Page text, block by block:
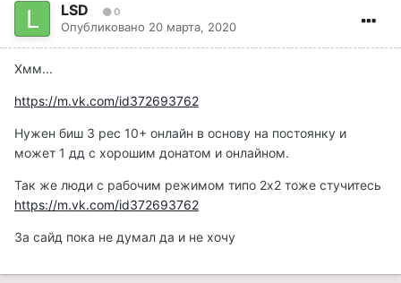
LSD 0
Опубликовано 20 марта, 2020
Хмм...
https://m.vk.com/id372693762
Нужен биш 3 рес 10+ онлайн в основу на постоянку и
может 1 дд с хорошим донатом и онлайном.
Так же люди с рабочим режимом типо 2х2 тоже стучитесь
https://m.vk.com/id372693762
За сайд пока не думал да и не хочу